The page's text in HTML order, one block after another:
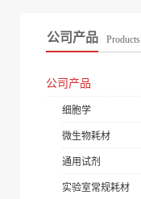
公司产品 Products
公司产品
细胞学
微生物耗材
通用试剂
实验室常规耗材